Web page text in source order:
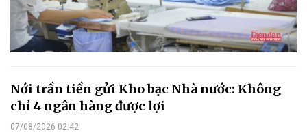
Nới trần tiền gửi Kho bạc Nhà nước: Không
chỉ 4 ngân hàng được lợi
07/08/2026 02:42